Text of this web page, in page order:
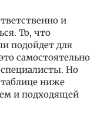
и
То, что
подойдет для
самостоятельно
Но
ниже
и подходящей